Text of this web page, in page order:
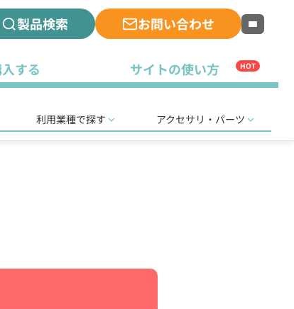
製品検索 お問い合わせ
する サイトの使い方 HOT
利用業種で探す アクセサリ・パーツ